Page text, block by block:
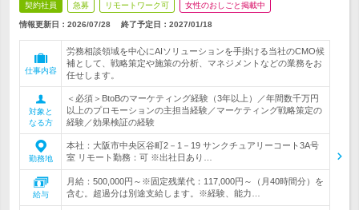
契約社員 急募 リモートワーク可 女性のおしごと掲載中
情報更新日：2026/07/28 終了予定日： 2027/01/18
仕事内容
労務相談領域を中心にAIソリューションを手掛ける当社のCMO候
補として、戦略策定や施策の分析、マネジメントなどの業務をお
任せします。
対象と
なる方
＜必須＞BtoBのマーケティング経験（3年以上）／年間数千万円
以上のプロモーションの主担当経験／マーケティング戦略策定の
経験／効果検証の経験
勤務地
本社：大阪市中央区谷町2－1－19 サンクチュアリーコート3A号
室 リモート勤務：可 ※出社日あり…
給与
月給：500,000円～※固定残業代：117,000円～（月40時間分）を
含む。超過分は別途支給します。※経験、能力…